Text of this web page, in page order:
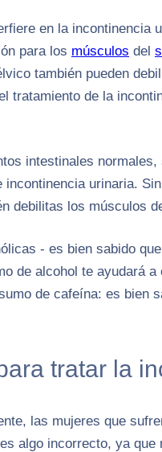
en la incontinencia
para los músculos del
también pueden
tratamiento de la
intestinales
urinaria.
debilitas los músculos
- es bien sabido
de alcohol te ayudará
de cafeína: es bien
tratar la
las mujeres que
algo incorrecto, ya que